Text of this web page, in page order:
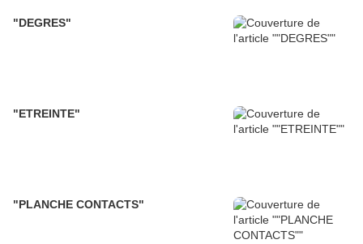
"DEGRES"
"ETREINTE"
"PLANCHE CONTACTS"